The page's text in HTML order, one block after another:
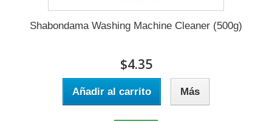
Shabondama Washing Machine Cleaner (500g)
$4.35
Añadir al carrito Más